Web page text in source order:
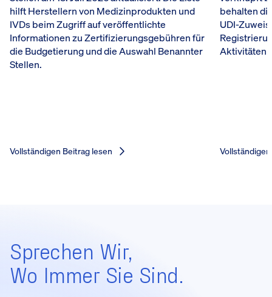
hilft Herstellern von Medizinprodukten und
IVDs beim Zugriff auf veröffentlichte
Informationen zu Zertifizierungsgebühren für
die Budgetierung und die Auswahl Benannter
Stellen.
Vollständigen Beitrag lesen
behalten
UDI-
Aktivitäten
Sprechen Wir,
Wo Immer Sie Sind.